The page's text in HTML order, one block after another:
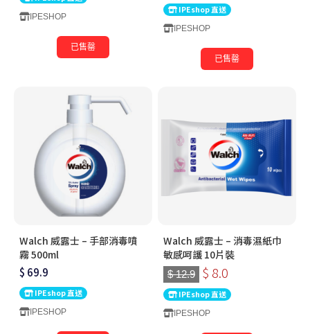
IPESHOP
已售罄
IPEshop 直送
IPESHOP
已售罄
Walch 威露士 – 手部消毒噴
霧 500ml
$ 69.9
IPEshop 直送
IPESHOP
Walch 威露士 – 消毒濕紙巾
敏感呵護 10片裝
$ 12.9 $ 8.0
IPEshop 直送
IPESHOP